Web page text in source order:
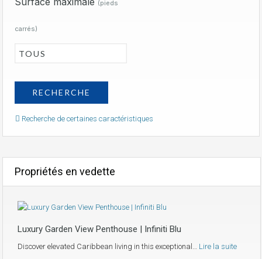
(pieds
carrés)
Recherche de certaines caractéristiques
Propriétés en vedette
Luxury Garden View Penthouse | Infiniti Blu
Discover elevated Caribbean living in this exceptional… Lire la suite